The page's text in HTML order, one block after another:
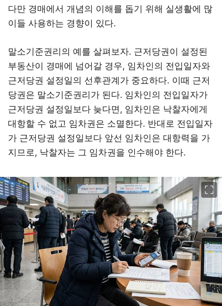
다만 경매에서 개념의 이해를 돕기 위해 실생활에 많
이들 사용하는 경향이 있다.
말소기준권리의 예를 살펴보자. 근저당권이 설정된
부동산이 경매에 넘어갈 경우, 임차인의 전입일자와
근저당권 설정일의 선후관계가 중요하다. 이때 근저
당권은 말소기준권리가 된다. 임차인의 전입일자가
근저당권 설정일보다 늦다면, 임차인은 낙찰자에게
대항할 수 없고 임차권은 소멸한다. 반대로 전입일자
가 근저당권 설정일보다 앞선 임차인은 대항력을 가
지므로, 낙찰자는 그 임차권을 인수해야 한다.